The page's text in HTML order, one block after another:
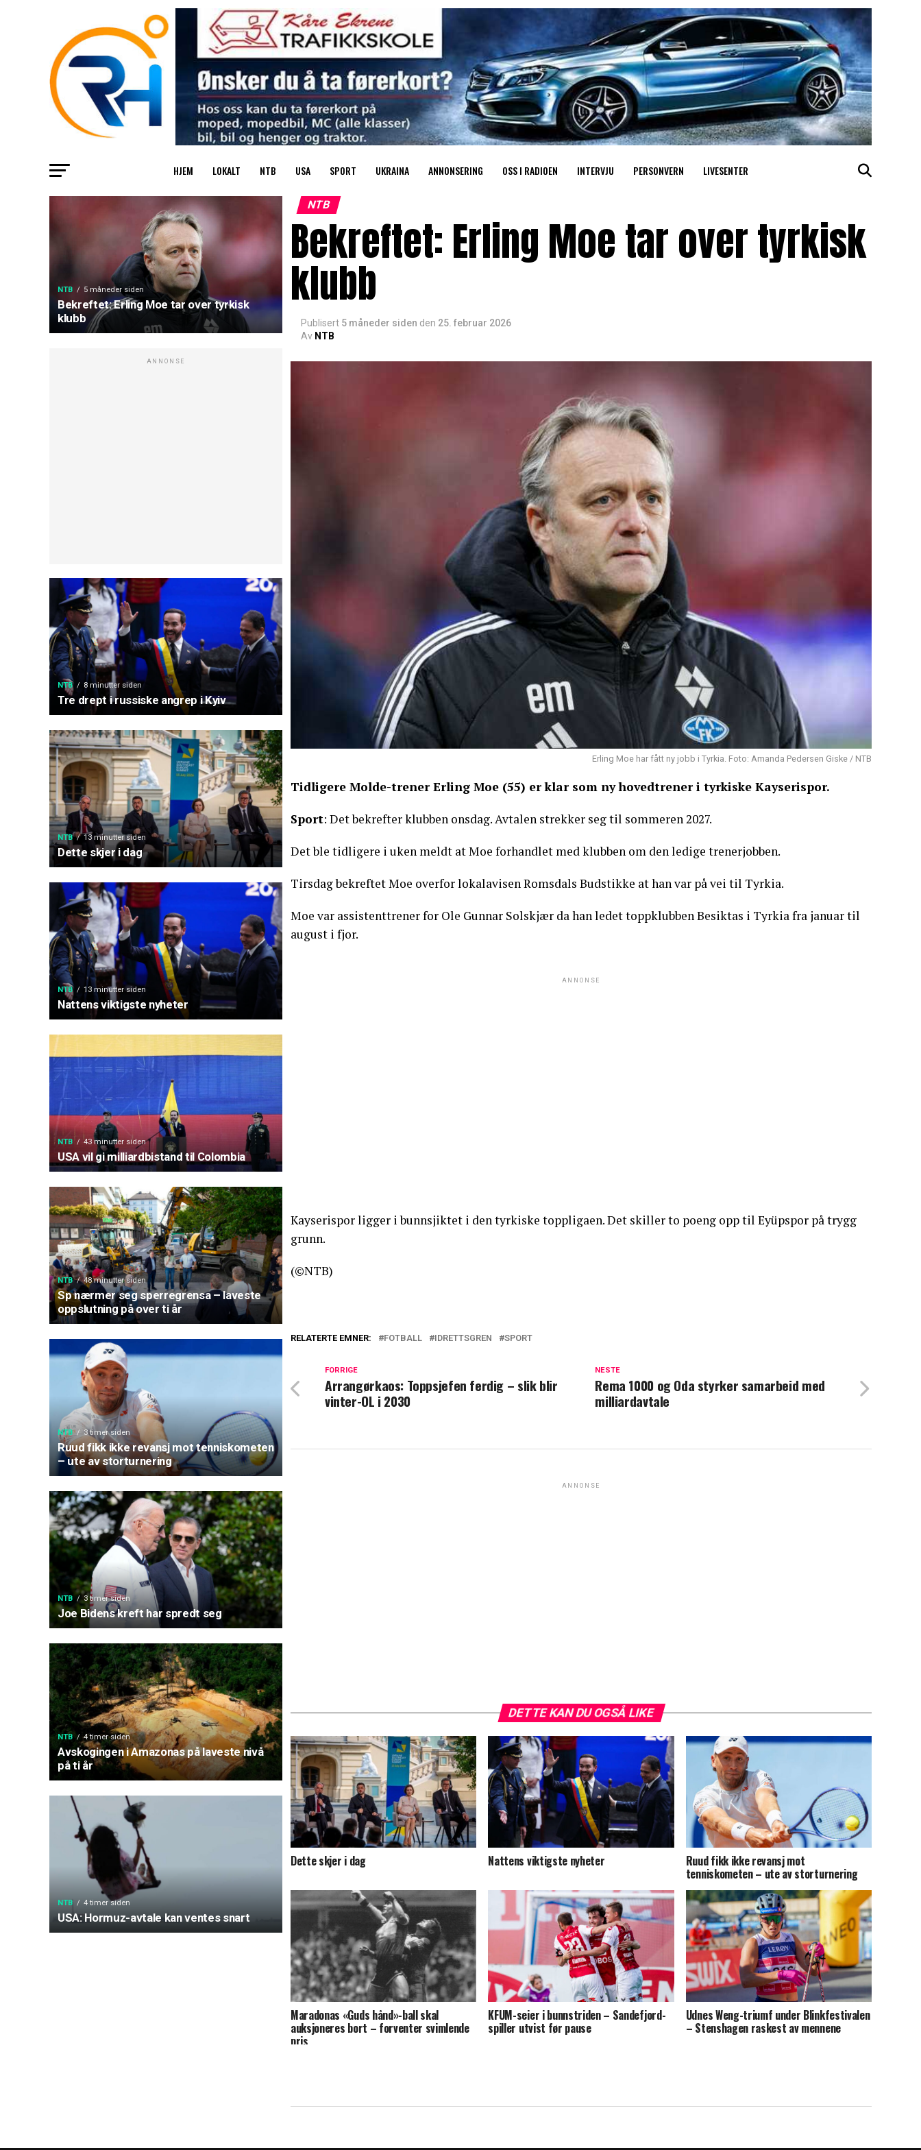
HJEM LOKALT NTB USA SPORT UKRAINA ANNONSERING OSS I RADIOEN INTERVJU PERSONVERN LIVESENTER
NTB 5 måneder siden
Bekreftet: Erling Moe tar over tyrkisk
klubb
ANNONSE
NTB 8 minutter siden
Tre drept i russiske angrep i Kyiv
NTB 13 minutter siden
Dette skjer i dag
NTB 13 minutter siden
Nattens viktigste nyheter
NTB 43 minutter siden
USA vil gi milliardbistand til Colombia
NTB 48 minutter siden
Sp nærmer seg sperregrensa – laveste
oppslutning på over ti år
NTB 3 timer siden
Ruud fikk ikke revansj mot tenniskometen
– ute av storturnering
NTB 3 timer siden
Joe Bidens kreft har spredt seg
NTB 4 timer siden
Avskogingen i Amazonas på laveste nivå
på ti år
NTB 4 timer siden
USA: Hormuz-avtale kan ventes snart
NTB
Bekreftet: Erling Moe tar over tyrkisk
klubb
Publisert 5 måneder siden den 25. februar 2026
Av NTB
Erling Moe har fått ny jobb i Tyrkia. Foto: Amanda Pedersen Giske / NTB
Tidligere Molde-trener Erling Moe (55) er klar som ny hovedtrener i tyrkiske Kayserispor.
Sport: Det bekrefter klubben onsdag. Avtalen strekker seg til sommeren 2027.
Det ble tidligere i uken meldt at Moe forhandlet med klubben om den ledige trenerjobben.
Tirsdag bekreftet Moe overfor lokalavisen Romsdals Budstikke at han var på vei til Tyrkia.
Moe var assistenttrener for Ole Gunnar Solskjær da han ledet toppklubben Besiktas i Tyrkia fra januar til
august i fjor.
ANNONSE
Kayserispor ligger i bunnsjiktet i den tyrkiske toppligaen. Det skiller to poeng opp til Eyüpspor på trygg
grunn.
(©NTB)
RELATERTE EMNER: FOTBALL IDRETTSGREN SPORT
NESTE
Rema 1000 og Oda styrker samarbeid med
milliardavtale
FORRIGE
Arrangørkaos: Toppsjefen ferdig – slik blir
vinter-OL i 2030
ANNONSE
DETTE KAN DU OGSÅ LIKE
Dette skjer i dag Nattens viktigste nyheter Ruud fikk ikke revansj mot
tenniskometen – ute av storturnering
Maradonas «Guds hånd»-ball skal
auksjoneres bort – forventer svimlende
pris
KFUM-seier i bunnstriden – Sandefjord-
spiller utvist før pause
Udnes Weng-triumf under Blinkfestivalen
– Stenshagen raskest av mennene